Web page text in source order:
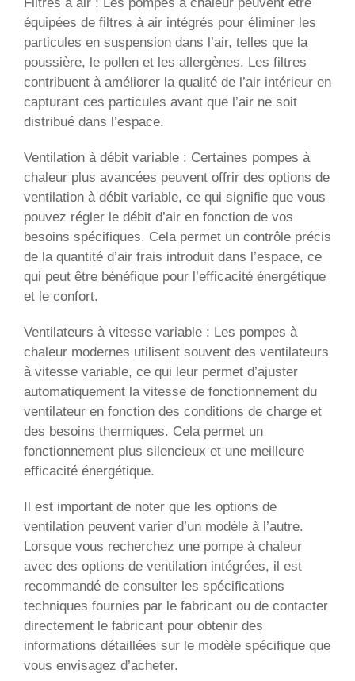
équipées de filtres à air intégrés pour éliminer les
particules en suspension dans l’air, telles que la
poussière, le pollen et les allergènes. Les filtres
contribuent à améliorer la qualité de l’air intérieur en
capturant ces particules avant que l’air ne soit
distribué dans l’espace.
Ventilation à débit variable : Certaines pompes à
chaleur plus avancées peuvent offrir des options de
ventilation à débit variable, ce qui signifie que vous
pouvez régler le débit d’air en fonction de vos
besoins spécifiques. Cela permet un contrôle précis
de la quantité d’air frais introduit dans l’espace, ce
qui peut être bénéfique pour l’efficacité énergétique
et le confort.
Ventilateurs à vitesse variable : Les pompes à
chaleur modernes utilisent souvent des ventilateurs
à vitesse variable, ce qui leur permet d’ajuster
automatiquement la vitesse de fonctionnement du
ventilateur en fonction des conditions de charge et
des besoins thermiques. Cela permet un
fonctionnement plus silencieux et une meilleure
efficacité énergétique.
Il est important de noter que les options de
ventilation peuvent varier d’un modèle à l’autre.
Lorsque vous recherchez une pompe à chaleur
avec des options de ventilation intégrées, il est
recommandé de consulter les spécifications
techniques fournies par le fabricant ou de contacter
directement le fabricant pour obtenir des
informations détaillées sur le modèle spécifique que
vous envisagez d’acheter.